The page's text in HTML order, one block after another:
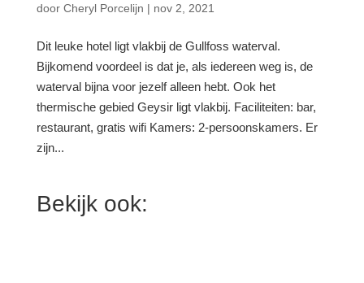
door Cheryl Porcelijn | nov 2, 2021
Dit leuke hotel ligt vlakbij de Gullfoss waterval.
Bijkomend voordeel is dat je, als iedereen weg is, de
waterval bijna voor jezelf alleen hebt. Ook het
thermische gebied Geysir ligt vlakbij. Faciliteiten: bar,
restaurant, gratis wifi Kamers: 2-persoonskamers. Er
zijn...
Bekijk ook: